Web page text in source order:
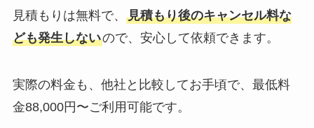
見積もりは無料で、 見積もり後のキャンセル料な
ども発生しないので、安心して依頼できます。
実際の料金も、他社と比較してお手頃で、最低料
金88,000円〜ご利用可能です。